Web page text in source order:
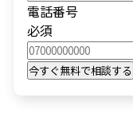
電話番号
必須